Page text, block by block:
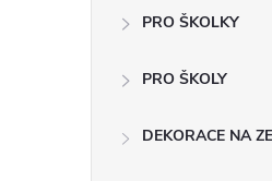
PRO ŠKOLKY
PRO ŠKOLY
DEKORACE NA